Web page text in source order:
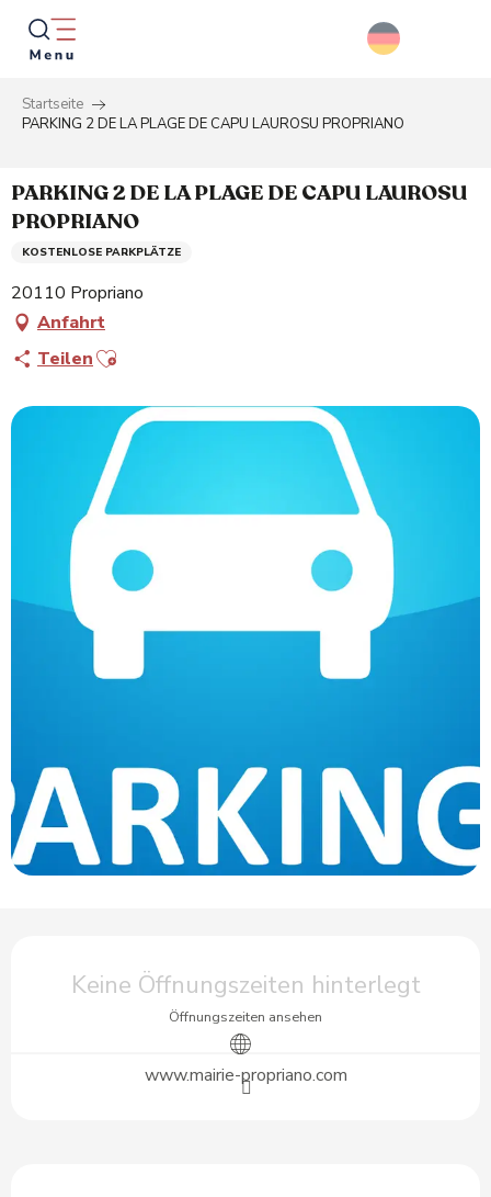
Aller
contenu
principal
Startseite
PARKING 2 DE LA PLAGE DE CAPU LAUROSU PROPRIANO
PARKING 2 DE LA PLAGE DE CAPU LAUROSU
PROPRIANO
KOSTENLOSE PARKPLÄTZE
20110 Propriano
Anfahrt
TeilenAjouter aux favoris
Keine Öffnungszeiten hinterlegt
Öffnungszeiten ansehen
www.mairie-propriano.com